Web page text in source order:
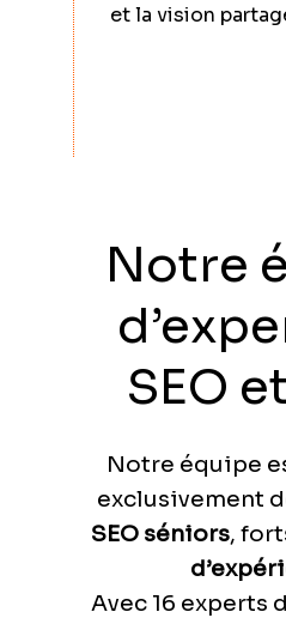
et la vision
Notre
SEO
Notre équipe
exclusivement
SEO séniors,
Avec 16 experts